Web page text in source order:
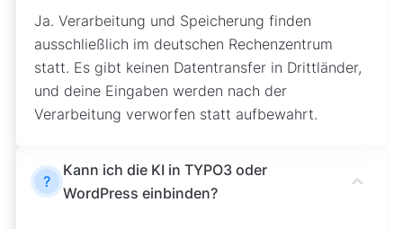
Ja. Verarbeitung und Speicherung finden
ausschließlich im deutschen Rechenzentrum
statt. Es gibt keinen Datentransfer in Drittländer,
und deine Eingaben werden nach der
Verarbeitung verworfen statt aufbewahrt.
?
Kann ich die KI in TYPO3 oder
WordPress einbinden?